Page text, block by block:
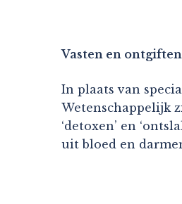
Vasten en ontgiften
In plaats van
Wetenschappelijk
‘detoxen’ en
uit bloed en